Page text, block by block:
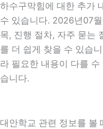
하수구막힘에 대한 추가
수 있습니다. 2026년07
목, 진행 절차, 자주 묻는
를 더 쉽게 찾을 수 있습
라 필요한 내용이 다를
습니다.
대안학교 관련 정보를 볼